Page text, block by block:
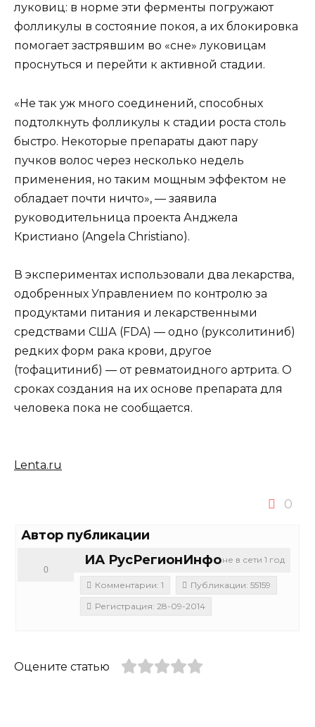
луковиц: в норме эти ферменты погружают
фолликулы в состояние покоя, а их блокировка
помогает застрявшим во «сне» луковицам
проснуться и перейти к активной стадии.
«Не так уж много соединений, способных
подтолкнуть фолликулы к стадии роста столь
быстро. Некоторые препараты дают пару
пучков волос через несколько недель
применения, но таким мощным эффектом не
обладает почти ничто», — заявила
руководительница проекта Анджела
Кристиано (Angela Christiano).
В экспериментах использовали два лекарства,
одобренных Управлением по контролю за
продуктами питания и лекарственными
средствами США (FDA) — одно (руксолитиниб)
редких форм рака крови, другое
(тофацитиниб) — от ревматоидного артрита. О
сроках создания на их основе препарата для
человека пока не сообщается.
Lenta.ru
0
Автор публикации
не в сети 1 год
ИА РусРегионИнфо
0
Комментарии: 1
Публикации: 55159
Регистрация: 28-09-2014
Оцените статью